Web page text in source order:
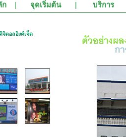
ก| จุดเริ่มต้น| บริการ
จิตอลอิงค์เจ็ต